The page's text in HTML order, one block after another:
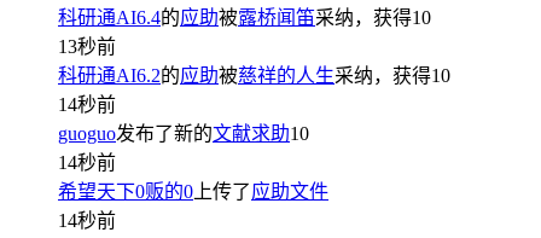
科研通AI6.4的应助被露桥闻笛采纳，获得10
13秒前
科研通AI6.2的应助被慈祥的人生采纳，获得10
14秒前
guoguo发布了新的文献求助10
14秒前
希望天下0贩的0 上传了应助文件
14秒前